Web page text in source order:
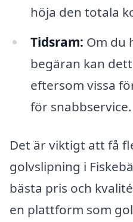
höja den totala
Tidsram: Om du
begäran kan
eftersom vissa
för snabbservice.
Det är viktigt att få
golvslipning i
bästa pris och
en plattform som